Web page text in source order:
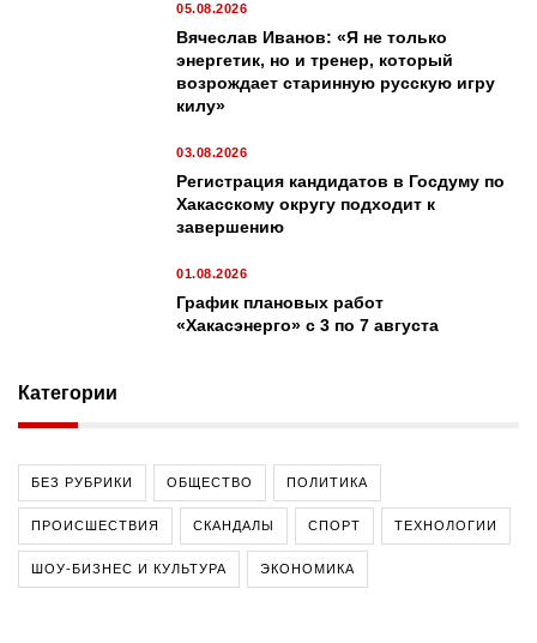
05.08.2026
Вячеслав Иванов: «Я не только
энергетик, но и тренер, который
возрождает старинную русскую игру
килу»
03.08.2026
Регистрация кандидатов в Госдуму по
Хакасскому округу подходит к
завершению
01.08.2026
График плановых работ
«Хакасэнерго» с 3 по 7 августа
Категории
БЕЗ РУБРИКИ ОБЩЕСТВО ПОЛИТИКА
ПРОИСШЕСТВИЯ СКАНДАЛЫ СПОРТ ТЕХНОЛОГИИ
ШОУ-БИЗНЕС И КУЛЬТУРА ЭКОНОМИКА